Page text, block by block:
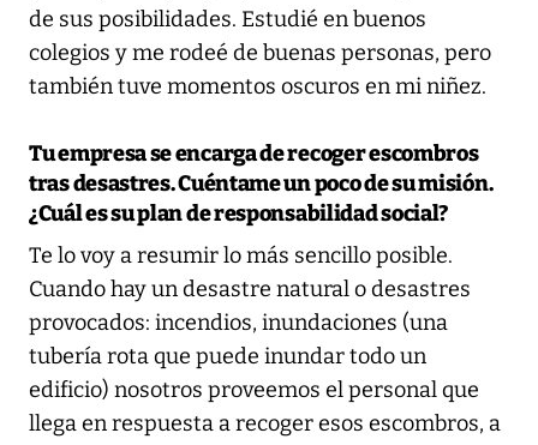
de sus posibilidades. Estudié en buenos
colegios y me rodeé de buenas personas, pero
también tuve momentos oscuros en mi niñez.
Tu empresa se encarga de recoger escombros
tras desastres. Cuéntame un poco de su misión.
¿Cuál es su plan de responsabilidad social?
Te lo voy a resumir lo más sencillo posible.
Cuando hay un desastre natural o desastres
provocados: incendios, inundaciones (una
tubería rota que puede inundar todo un
edificio) nosotros proveemos el personal que
llega en respuesta a recoger esos escombros, a